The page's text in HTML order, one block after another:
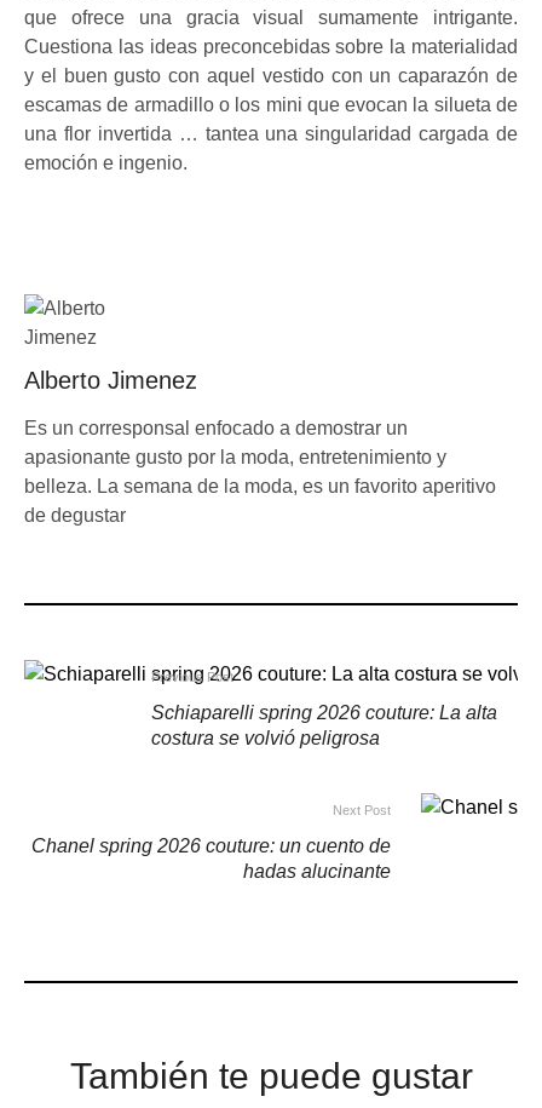
que ofrece una gracia visual sumamente intrigante.
Cuestiona las ideas preconcebidas sobre la materialidad
y el buen gusto con aquel vestido con un caparazón de
escamas de armadillo o los mini que evocan la silueta de
una flor invertida … tantea una singularidad cargada de
emoción e ingenio.
Alberto Jimenez
Es un corresponsal enfocado a demostrar un
apasionante gusto por la moda, entretenimiento y
belleza. La semana de la moda, es un favorito aperitivo
de degustar
Previous Post
Schiaparelli spring 2026 couture: La alta
costura se volvió peligrosa
Next Post
Chanel spring 2026 couture: un cuento de
hadas alucinante
También te puede gustar